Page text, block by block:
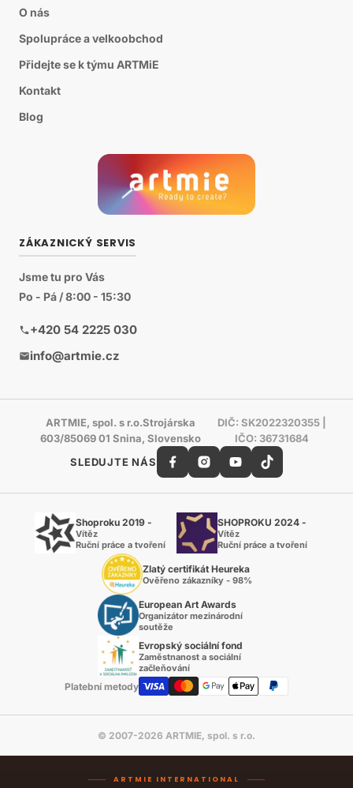
O nás
Spolupráce a velkoobchod
Přidejte se k týmu ARTMiE
Kontakt
Blog
ZÁKAZNICKÝ SERVIS
Jsme tu pro Vás
Po - Pá / 8:00 - 15:30
+420 54 2225 030
info@artmie.cz
ARTMIE, spol. s r.o.Strojárska
603/85069 01 Snina, Slovensko
DIČ: SK2022320355 |
IČO: 36731684
SLEDUJTE NÁS
Shoproku 2019 -
Vítěz
Ruční práce a tvoření
SHOPROKU 2024 -
Vítěz
Ruční práce a tvoření
Zlatý certifikát Heureka
Ověřeno zákazníky - 98%
European Art Awards
Organizátor mezinárodní
soutěže
Evropský sociální fond
Zaměstnanost a sociální
začleňování
Platební metody
© 2007-2026 ARTMIE, spol. s r.o.
ARTMIE INTERNATIONAL